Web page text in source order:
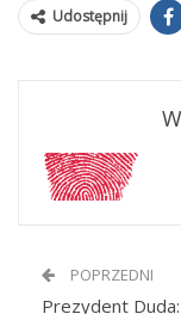
Udostępnij
POPRZEDNI
Prezydent Duda: